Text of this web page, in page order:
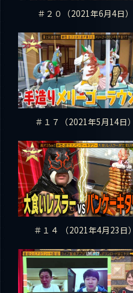
＃２０（2021年6月4日）
＃１７（2021年5月14日）
＃１４ （2021年4月23日）